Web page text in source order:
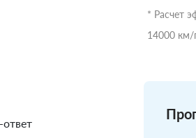
* Расчет
14000 км/